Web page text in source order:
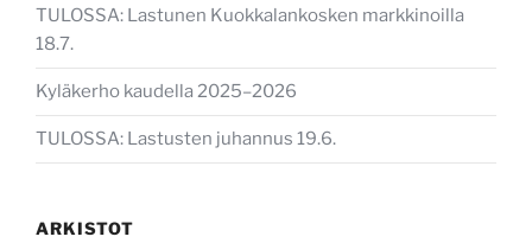
TULOSSA: Lastunen Kuokkalankosken markkinoilla
18.7.
Kyläkerho kaudella 2025–2026
TULOSSA: Lastusten juhannus 19.6.
ARKISTOT